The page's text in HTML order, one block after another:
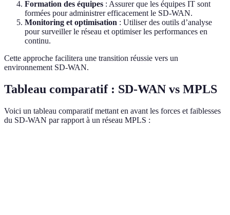
Formation des équipes : Assurer que les équipes IT sont
formées pour administrer efficacement le SD-WAN.
Monitoring et optimisation : Utiliser des outils d’analyse
pour surveiller le réseau et optimiser les performances en
continu.
Cette approche facilitera une transition réussie vers un
environnement SD-WAN.
Tableau comparatif : SD-WAN vs MPLS
Voici un tableau comparatif mettant en avant les forces et faiblesses
du SD-WAN par rapport à un réseau MPLS :